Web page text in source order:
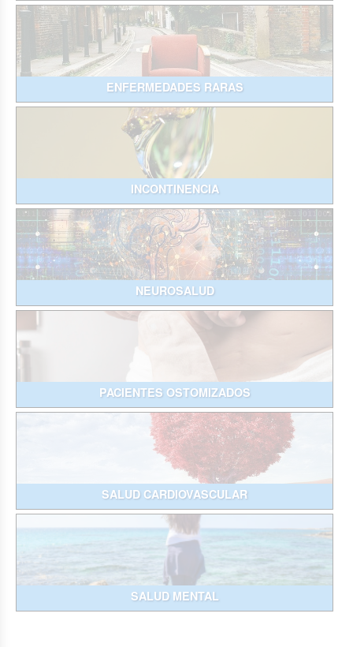
ENFERMEDADES RARAS
INCONTINENCIA
NEUROSALUD
PACIENTES OSTOMIZADOS
SALUD CARDIOVASCULAR
SALUD MENTAL